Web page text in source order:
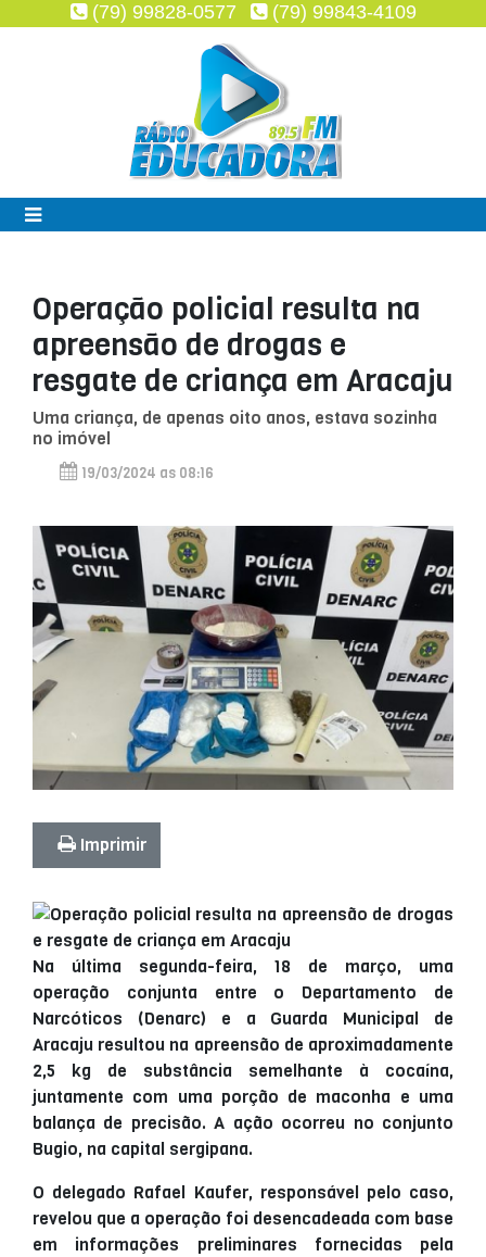
(79) 99828-0577 (79) 99843-4109
Operação policial resulta na
apreensão de drogas e
resgate de criança em Aracaju
Uma criança, de apenas oito anos, estava sozinha
no imóvel
19/03/2024 as 08:16
Imprimir
Na última segunda-feira, 18 de março, uma
operação conjunta entre o Departamento de
Narcóticos (Denarc) e a Guarda Municipal de
Aracaju resultou na apreensão de aproximadamente
2,5 kg de substância semelhante à cocaína,
juntamente com uma porção de maconha e uma
balança de precisão. A ação ocorreu no conjunto
Bugio, na capital sergipana.
O delegado Rafael Kaufer, responsável pelo caso,
revelou que a operação foi desencadeada com base
em informações preliminares fornecidas pela